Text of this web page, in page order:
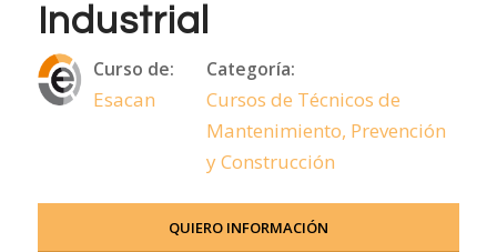
Industrial
Curso de:
Esacan
Categoría:
Cursos de Técnicos de
Mantenimiento, Prevención
y Construcción
QUIERO INFORMACIÓN